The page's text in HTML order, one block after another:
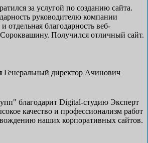
за услугой по созданию сайта.
руководителю компании
отдельная благодарность веб-
Получился отличный сайт.
Генеральный директор Ачинович
благодарит Digital-студию Эксперт
качество и профессионализм работ
наших корпоративных сайтов.